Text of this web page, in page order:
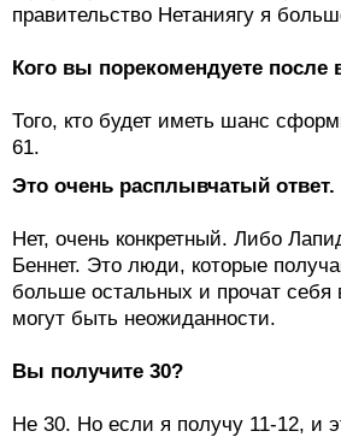
правительство Нетаниягу я
Кого вы порекомендуете после
Того, кто будет иметь шанс
61.
Это очень расплывчатый ответ.
Нет, очень конкретный. Либо
Беннет. Это люди, которые
больше остальных и прочат себя
могут быть неожиданности.
Вы получите 30?
Не 30. Но если я получу 11-12, и